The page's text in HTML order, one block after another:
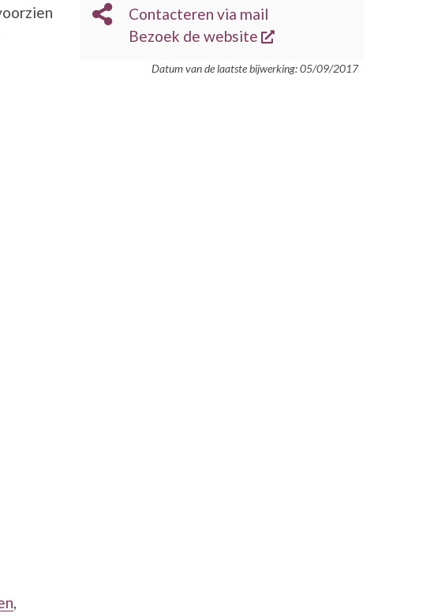
,
E-
MAIL
Contacteren via mail
BEZOEK
WEBSITE
Bezoek de website opent een nieuw venster
Datum van de laatste bijwerking: 05/09/2017